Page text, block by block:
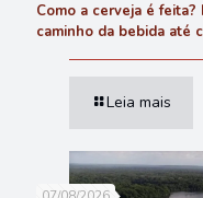
Como a cerveja é
caminho da bebida até
Leia mais